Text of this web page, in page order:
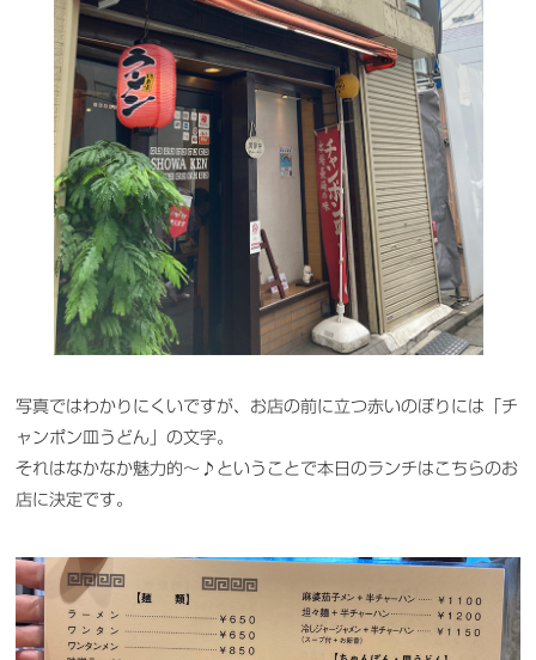
写真ではわかりにくいですが、お店の前に立つ赤いのぼりには「チ
ャンポン皿うどん」の文字。
それはなかなか魅力的〜♪ということで本日のランチはこちらのお
店に決定です。